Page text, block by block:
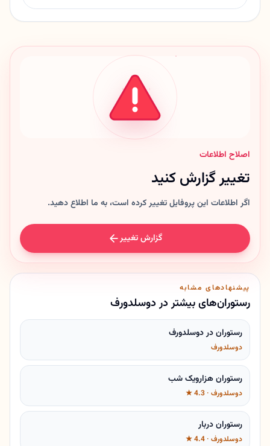
اصلاح اطلاعات
تغییر گزارش کنید
اگر اطلاعات این پروفایل تغییر کرده است، به ما اطلاع دهید.
گزارش تغییر
پیشنهادهای مشابه
رستوران‌های بیشتر در دوسلدورف
رستوران در دوسلدورف
دوسلدورف
رستوران هزارویک شب
دوسلدورف · 4.3 ★
رستوران دربار
دوسلدورف · 4.4 ★